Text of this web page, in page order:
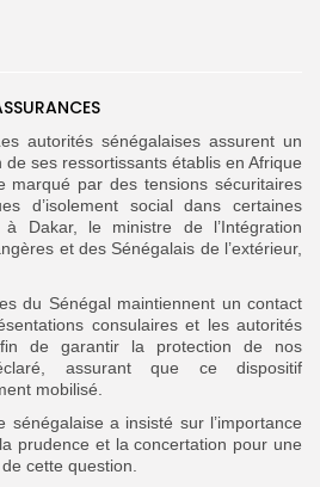
autorités sénégalaises assurent un
ses ressortissants établis en Afrique
marqué par des tensions sécuritaires
d’isolement social dans certaines
Dakar, le ministre de l’Intégration
et des Sénégalais de l’extérieur,
du Sénégal maintiennent un contact
consulaires et les autorités
de garantir la protection de nos
assurant que ce dispositif
mobilisé.
sénégalaise a insisté sur l’importance
prudence et la concertation pour une
cette question.